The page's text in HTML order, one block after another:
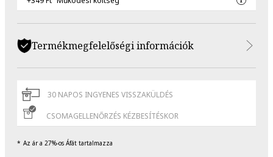
Termékmegfelelőségi információk
30 NAPOS INGYENES VISSZAKÜLDÉS
CSOMAGELLENŐRZÉS KÉZBESÍTÉSKOR
Az ár a 27%-os Áfát tartalmazza